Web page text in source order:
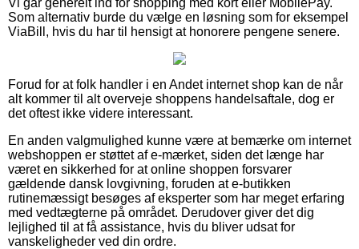
Som alternativ burde du vælge en løsning som for eksempel
ViaBill, hvis du har til hensigt at honorere pengene senere.
Forud for at folk handler i en Andet internet shop kan de når
alt kommer til alt overveje shoppens handelsaftale, dog er
det oftest ikke videre interessant.
En anden valgmulighed kunne være at bemærke om internet
webshoppen er støttet af e-mærket, siden det længe har
været en sikkerhed for at online shoppen forsvarer
gældende dansk lovgivning, foruden at e-butikken
rutinemæssigt besøges af eksperter som har meget erfaring
med vedtægterne på området. Derudover giver det dig
lejlighed til at få assistance, hvis du bliver udsat for
vanskeligheder ved din ordre.